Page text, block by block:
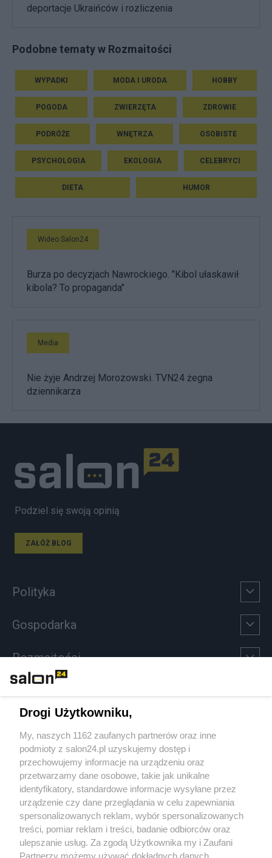
deportacje Ukraińców i rozliczenia
Podobne tematy w Rozmaitości
WYPADKI MODA I URODA HOBBY
POGODA ZWIERZĘTA ZDROWIE
PODRÓŻE WNĘTRZA OSOBISTE
PSYCHOLOGIA EKOLOGIA CELEBRYCI
DIETA HUMOR
Wideo Salon24
Burza po decyzjach Nawrockiego. "Kibol ułaskawił
kibola? To propaganda"
Media
Nie żyje Andrzej Morozowski. TVN24 żegna
dziennikarza
Podziel się swoją opinią
ZAŁÓŻ BLOG
Polityka
Gospodarka
Rozmaitości
Sport
Społeczeństwo
Kultura
X Facebook Instagram Youtube
Drogi Użytkowniku,
My, naszych 1162 zaufanych partnerów oraz inne
podmioty z salon24.pl uzyskujemy dostęp i
przechowujemy informacje na urządzeniu oraz
przetwarzamy dane osobowe, takie jak unikalne
identyfikatory, standardowe informacje wysyłane przez
urządzenie czy dane przeglądania w celu zapewniania
spersonalizowanych reklam, wybór spersonalizowanych
treści, pomiar reklam i treści, badanie odbiorców oraz
ulepszanie usług. Za zgodą Użytkownika my i Zaufani
Partnerzy możemy używać dokładnych danych